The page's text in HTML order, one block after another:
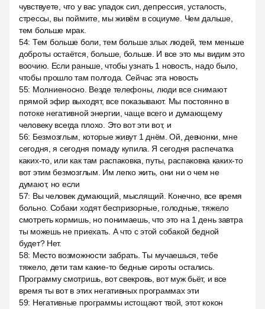
чувствуете, что у вас упадок сил, депрессия, усталость,
стрессы, вы поймите, мы живём в социуме. Чем дальше,
тем больше мрак.
54: Тем больше боли, тем больше злых людей, тем меньше
доброты остаётся, больше, больше. И все это мы видим это
воочию. Если раньше, чтобы узнать 1 новость, надо было,
чтобы прошло там полгода. Сейчас эта новость
55: Молниеносно. Везде телефоны, люди все снимают
прямой эфир выходят, все показывают. Мы постоянно в
потоке негативной энергии, чаще всего и думающему
человеку всегда плохо. Это вот эти вот, и
56: Безмозглым, которые живут 1 днём. Ой, девчонки, мне
сегодня, я сегодня помаду купила. Я сегодня распечатка
каких-то, или как там распаковка, путы, распаковка каких-то
вот этим безмозглым. Им легко жить, они ни о чем не
думают, но если
57: Вы человек думающий, мыслящий. Конечно, все время
больно. Собаки ходят беспризорные, голодные, тяжело
смотреть кормишь, но понимаешь, что это на 1 день завтра
ты можешь не приехать. А что с этой собакой бедной
будет? Нет.
58: Место возможности забрать. Ты мучаешься, тебе
тяжело, дети там какие-то бедные сироты остались.
Программу смотришь, вот свекровь, вот муж бьёт, и все
время ты вот в этих негативных программах эти
59: Негативные программы истощают твой, этот кокон